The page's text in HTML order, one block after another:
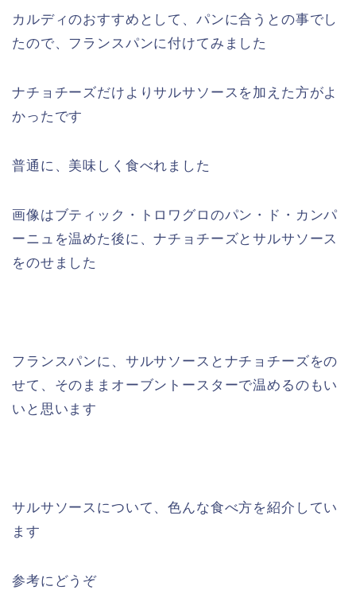
カルディのおすすめとして、パンに合うとの事でし
たので、フランスパンに付けてみました
ナチョチーズだけよりサルサソースを加えた方がよ
かったです
普通に、美味しく食べれました
画像はブティック・トロワグロのパン・ド・カンパ
ーニュを温めた後に、ナチョチーズとサルサソース
をのせました
フランスパンに、サルサソースとナチョチーズをの
せて、そのままオーブントースターで温めるのもい
いと思います
サルサソースについて、色んな食べ方を紹介してい
ます
参考にどうぞ